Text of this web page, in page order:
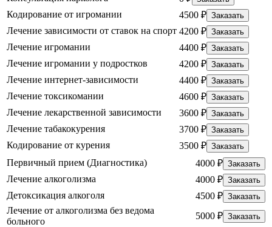
Кодирование от игромании 4500 ₽ Заказать
Лечение зависимости от ставок на спорт 4200 ₽ Заказать
Лечение игромании 4400 ₽ Заказать
Лечение игромании у подростков 4200 ₽ Заказать
Лечение интернет-зависимости 4400 ₽ Заказать
Лечение токсикомании 4600 ₽ Заказать
Лечение лекарственной зависимости 3600 ₽ Заказать
Лечение табакокурения 3700 ₽ Заказать
Кодирование от курения 3500 ₽ Заказать
Первичный прием (Диагностика) 4000 ₽ Заказать
Лечение алкоголизма 4000 ₽ Заказать
Детоксикация алкоголя 4500 ₽ Заказать
Лечение от алкоголизма без ведома
больного
5000 ₽ Заказать